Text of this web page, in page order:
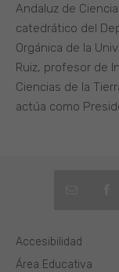
Andaluz de
catedrático del
Orgánica de la
Ruiz, profesor de
Ciencias de la
actúa como
Área Educativa
Accesibilidad